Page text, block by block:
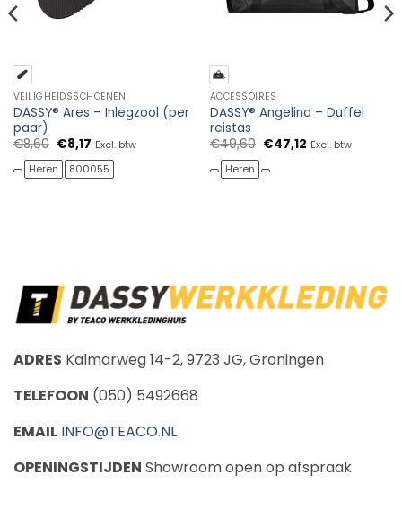
VEILIGHEIDSSCHOENEN
DASSY® Ares – Inlegzool (per
paar)
€8,60 Oorspronkelijke
prijs
was:
€8,60.
€8,17Huidige
is:
€8,17.
Excl. btw
Heren 800055
ACCESSOIRES
DASSY® Angelina – Duffel
reistas
€49,60 Oorspronkelijke
was:
€49,60.
€47,12Huidige
Excl. btw
Heren
ADRES Kalmarweg 14-2, 9723 JG, Groningen
TELEFOON (050) 5492668
EMAIL INFO@TEACO.NL
OPENINGSTIJDEN Showroom open op afspraak